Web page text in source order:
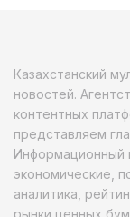
Казахстанский
новостей.
контентных
представляем
Информационный
экономические,
аналитика,
рынки ценных